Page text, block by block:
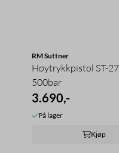
RM Suttner
Høytrykkpistol ST-
500bar
3.690,-
På lager
Kjøp